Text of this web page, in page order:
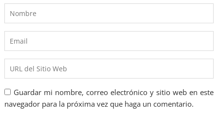
Guardar mi nombre, correo electrónico y sitio web en este
navegador para la próxima vez que haga un comentario.